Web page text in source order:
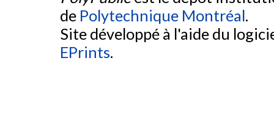
de Polytechnique Montréal.
Site développé à l'aide du
EPrints.